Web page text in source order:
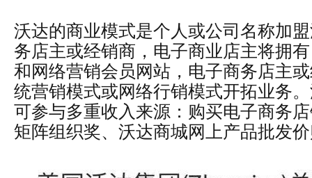
沃达的商业模式是个人或公司名称加
务店主或经销商，电子商业店主将拥
和网络营销会员网站，电子商务店主
统营销模式或网络行销模式开拓业务
可参与多重收入来源：购买电子商务
矩阵组织奖、沃达商城网上产品批发